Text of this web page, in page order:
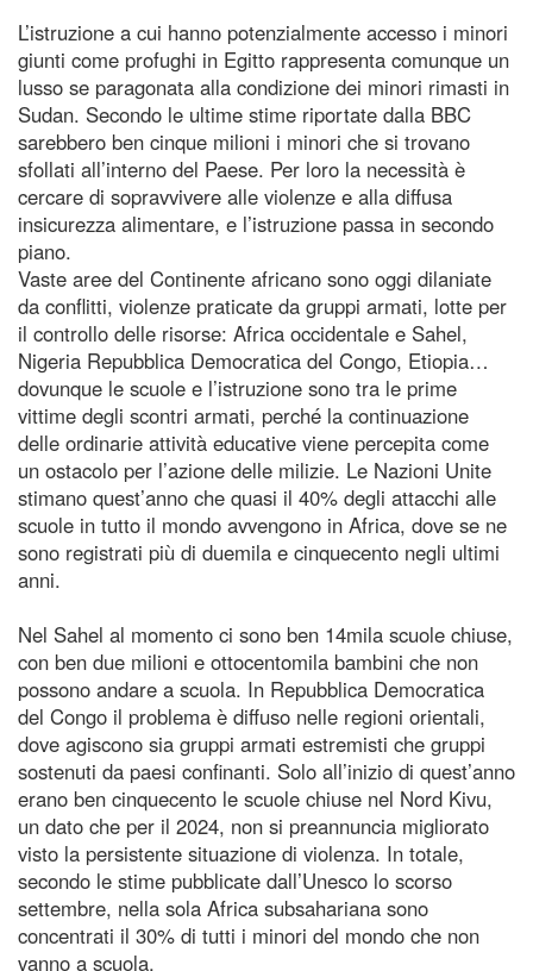
L’istruzione a cui hanno potenzialmente accesso i minori
giunti come profughi in Egitto rappresenta comunque un
lusso se paragonata alla condizione dei minori rimasti in
Sudan. Secondo le ultime stime riportate dalla BBC
sarebbero ben cinque milioni i minori che si trovano
sfollati all’interno del Paese. Per loro la necessità è
cercare di sopravvivere alle violenze e alla diffusa
insicurezza alimentare, e l’istruzione passa in secondo
piano.
Vaste aree del Continente africano sono oggi dilaniate
da conflitti, violenze praticate da gruppi armati, lotte per
il controllo delle risorse: Africa occidentale e Sahel,
Nigeria Repubblica Democratica del Congo, Etiopia…
dovunque le scuole e l’istruzione sono tra le prime
vittime degli scontri armati, perché la continuazione
delle ordinarie attività educative viene percepita come
un ostacolo per l’azione delle milizie. Le Nazioni Unite
stimano quest’anno che quasi il 40% degli attacchi alle
scuole in tutto il mondo avvengono in Africa, dove se ne
sono registrati più di duemila e cinquecento negli ultimi
anni.
Nel Sahel al momento ci sono ben 14mila scuole chiuse,
con ben due milioni e ottocentomila bambini che non
possono andare a scuola. In Repubblica Democratica
del Congo il problema è diffuso nelle regioni orientali,
dove agiscono sia gruppi armati estremisti che gruppi
sostenuti da paesi confinanti. Solo all’inizio di quest’anno
erano ben cinquecento le scuole chiuse nel Nord Kivu,
un dato che per il 2024, non si preannuncia migliorato
visto la persistente situazione di violenza. In totale,
secondo le stime pubblicate dall’Unesco lo scorso
settembre, nella sola Africa subsahariana sono
concentrati il 30% di tutti i minori del mondo che non
vanno a scuola.